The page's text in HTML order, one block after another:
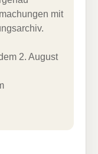
mit
2. August